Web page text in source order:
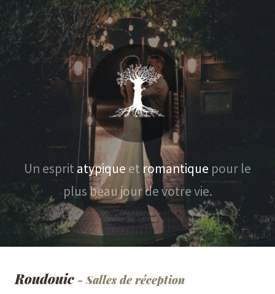
Un espritatypique etromantique pour le
plus beau jourde votre vie.
Roudouic - Salles de réception